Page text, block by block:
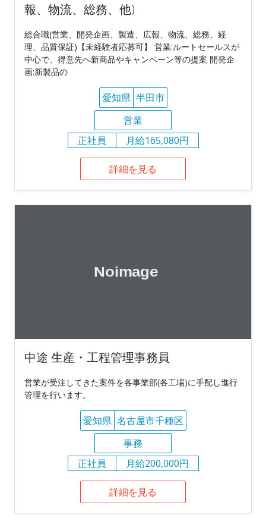
報、物流、総務、他)
総合職(営業、開発企画、製造、広報、物流、総務、経
理、品質保証)【未経験者応募可】 営業:ルートセールスが
中心で、得意先へ新商品やキャンペーン等の提案 開発企
画:新製品の
愛知県 半田市
営業
正社員
月給165,080円
詳細を見る
中途 生産・工程管理事務員
営業が受注してきた案件を各事業部(各工場)に手配し進行
管理を行います。
愛知県 名古屋市千種区
事務
正社員
月給200,000円
詳細を見る